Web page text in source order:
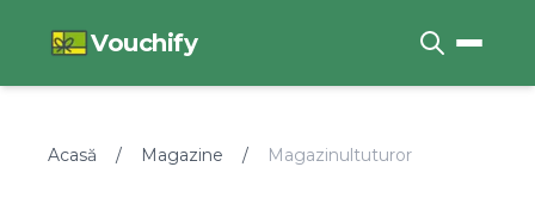
Vouchify
Acasă / Magazine / Magazinultuturor